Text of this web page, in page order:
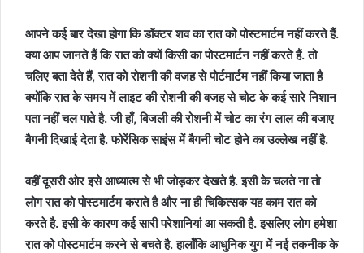
आपने कई बार देखा होगा कि डॉक्टर शव का रात को पोस्टमार्टम नहीं करते हैं.
क्या आप जानते हैं कि रात को क्यों किसी का पोस्टमार्टन नहीं करते हैं. तो
चलिए बता देते हैं, रात को रोशनी की वजह से पोर्टमार्टम नहीं किया जाता है
क्योंकि रात के समय में लाइट की रोशनी की वजह से चोट के कई सारे निशान
पता नहीं चल पाते है. जी हाँ, बिजली की रोशनी में चोट का रंग लाल की बजाए
बैगनी दिखाई देता है. फोरेंसिक साइंस में बैगनी चोट होने का उल्लेख नहीं है.
वहीं दूसरी ओर इसे आध्यात्म से भी जोड़कर देखते है. इसी के चलते ना तो
लोग रात को पोस्टमार्टम कराते है और ना ही चिकित्सक यह काम रात को
करते है. इसी के कारण कई सारी परेशानियां आ सकती है. इसलिए लोग हमेशा
रात को पोस्टमार्टम करने से बचते है. हालाँकि आधुनिक युग में नई तकनीक के